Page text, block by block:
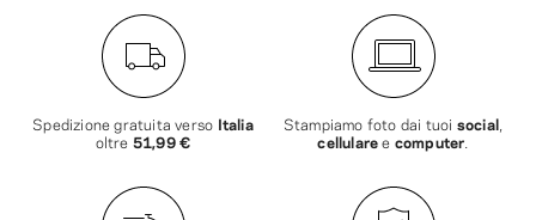
Spedizione gratuita verso Italia
oltre 51,99 €
Stampiamo foto dai tuoi social,
cellularee computer